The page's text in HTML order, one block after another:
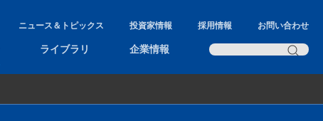
ニュース＆トピックス 投資家情報 採用情報 お問い合わせ
ライブラリ 企業情報